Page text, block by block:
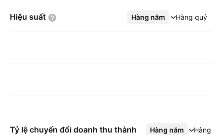
Hiệu suất Hàng năm Hàng quý
Xem thêm
Tỷ lệ chuyển đổi doanh thu thành
Hàng năm Hàng
Xem thêm